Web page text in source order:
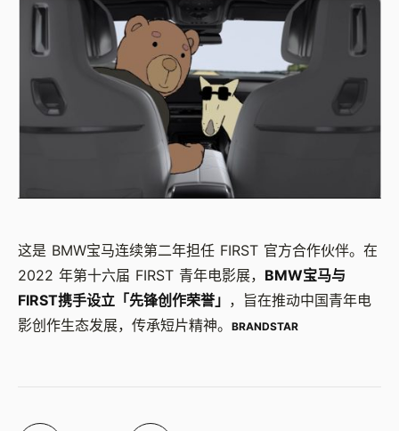
这是 BMW宝马连续第二年担任 FIRST 官方合作伙伴。在
2022 年第十六届 FIRST 青年电影展， BMW宝马与
FIRST携手设立「先锋创作荣誉」 ，旨在推动中国青年电
影创作生态发展，传承短片精神。
BRANDSTAR